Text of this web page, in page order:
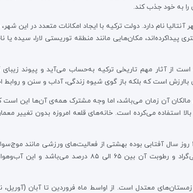
را به خود جذب کند.
نام دارد. دولت ترکیه با ایجاد امکانات متعدد در این
مکان‌هایی مانند منطقه توریستی لارا، سیده یا
است از آثار مهم تاریخی ترکیه به‌حساب می‌آید و پیوند
باارزش است که بلکه باز گوی شیوه زندگی، آداب و سنن و
مالکان آن زمان می‌باشد، اما وجه مشترک همه‌ی آن‌ها این
استفاده می‌کرده است. خانه‌های قلعه امروزه بدون تغییر
موقعیت آب و هوایی شهر آنتالیا به‌گونه‌ای است که در حدود ۳۰۰ روز سال آفتابی بوده بهشتی از
می‌سازد. در فصل تابستان دمای هوا بین ۳۵ الی ۴۵ درجه